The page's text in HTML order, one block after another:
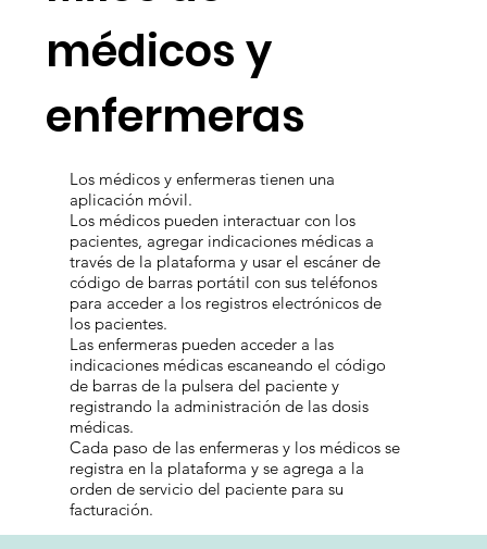
Los médicos y enfermeras tienen una
aplicación móvil.
Los médicos pueden interactuar con los
pacientes, agregar indicaciones médicas a
través de la plataforma y usar el escáner de
código de barras portátil con sus teléfonos
para acceder a los registros electrónicos de
los pacientes.
Las enfermeras pueden acceder a las
indicaciones médicas escaneando el código
de barras de la pulsera del paciente y
registrando la administración de las dosis
médicas.
Cada paso de las enfermeras y los médicos se
registra en la plataforma y se agrega a la
orden de servicio del paciente para su
Miles de
médicos y
enfermeras